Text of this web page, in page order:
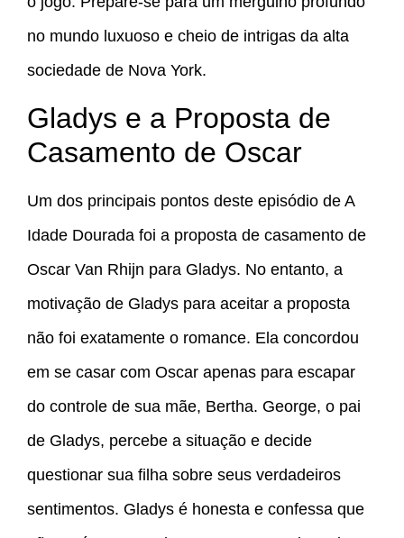
no mundo luxuoso e cheio de intrigas da alta
sociedade de Nova York.
Gladys e a Proposta de
Casamento de Oscar
Um dos principais pontos deste episódio de A
Idade Dourada foi a proposta de casamento de
Oscar Van Rhijn para Gladys. No entanto, a
motivação de Gladys para aceitar a proposta
não foi exatamente o romance. Ela concordou
em se casar com Oscar apenas para escapar
do controle de sua mãe, Bertha. George, o pai
de Gladys, percebe a situação e decide
questionar sua filha sobre seus verdadeiros
sentimentos. Gladys é honesta e confessa que